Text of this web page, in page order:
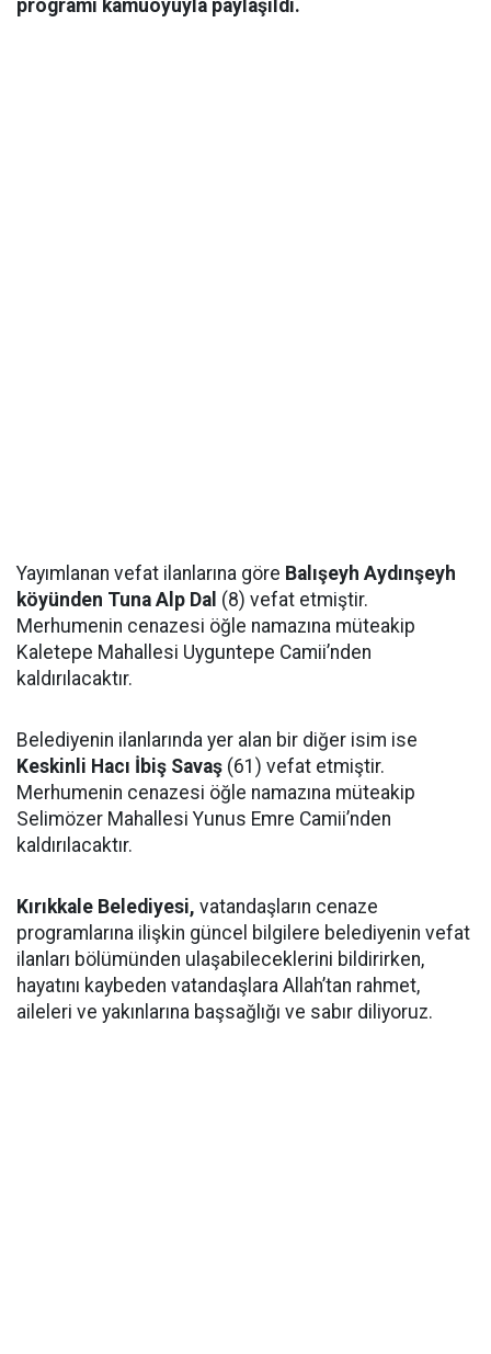
programı kamuoyuyla paylaşıldı.
Yayımlanan vefat ilanlarına göre Balışeyh Aydınşeyh
köyünden Tuna Alp Dal (8) vefat etmiştir.
Merhumenin cenazesi öğle namazına müteakip
Kaletepe Mahallesi Uyguntepe Camii’nden
kaldırılacaktır.
Belediyenin ilanlarında yer alan bir diğer isim ise
Keskinli Hacı İbiş Savaş (61) vefat etmiştir.
Merhumenin cenazesi öğle namazına müteakip
Selimözer Mahallesi Yunus Emre Camii’nden
kaldırılacaktır.
Kırıkkale Belediyesi, vatandaşların cenaze
programlarına ilişkin güncel bilgilere belediyenin vefat
ilanları bölümünden ulaşabileceklerini bildirirken,
hayatını kaybeden vatandaşlara Allah’tan rahmet,
aileleri ve yakınlarına başsağlığı ve sabır diliyoruz.